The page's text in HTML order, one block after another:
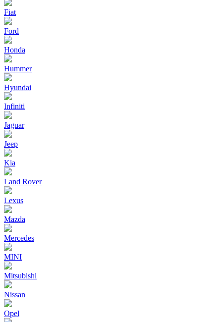
Fiat
Ford
Honda
Hummer
Hyundai
Infiniti
Jaguar
Jeep
Kia
Land Rover
Lexus
Mazda
Mercedes
MINI
Mitsubishi
Nissan
Opel